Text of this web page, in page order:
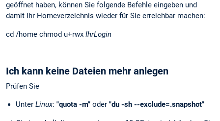
geöffnet haben, können Sie folgende Befehle eingeben und
damit Ihr Homeverzeichnis wieder für Sie erreichbar machen:
cd /home chmod u+rwx IhrLogin
Ich kann keine Dateien mehr anlegen
Prüfen Sie
Unter Linux: "quota -m" oder "du -sh --exclude=.snapshot"